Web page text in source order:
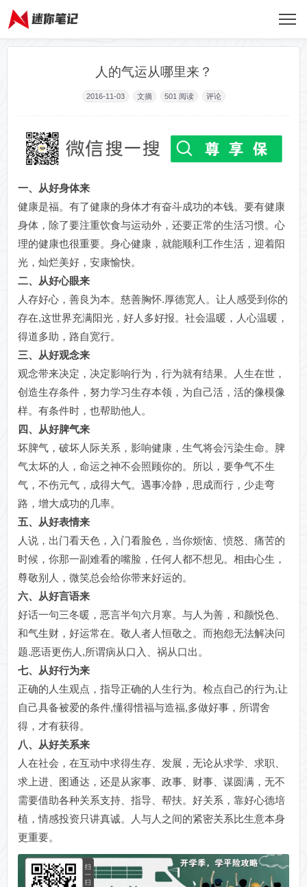
人的气运从哪里来？
2016-11-03 文摘 501 阅读 评论
一、从好身体来
健康是福。有了健康的身体才有奋斗成功的本钱。要有健康
身体，除了要注重饮食与运动外，还要正常的生活习惯。心
理的健康也很重要。身心健康，就能顺利工作生活，迎着阳
光，灿烂美好，安康愉快。
二、从好心眼来
人存好心，善良为本。慈善胸怀.厚德宽人。让人感受到你的
存在,这世界充满阳光，好人多好报。社会温暖，人心温暖，
得道多助，路自宽行。
三、从好观念来
观念带来决定，决定影响行为，行为就有结果。人生在世，
创造生存条件，努力学习生存本领，为自己活，活的像模像
样。有条件时，也帮助他人。
四、从好脾气来
坏脾气，破坏人际关系，影响健康，生气将会污染生命。脾
气太坏的人，命运之神不会照顾你的。所以，要争气不生
气，不伤元气，成得大气。遇事冷静，思成而行，少走弯
路，增大成功的几率。
五、从好表情来
人说，出门看天色，入门看脸色，当你烦恼、愤怒、痛苦的
时候，你那一副难看的嘴脸，任何人都不想见。相由心生，
尊敬别人，微笑总会给你带来好运的。
六、从好言语来
好话一句三冬暖，恶言半句六月寒。与人为善，和颜悦色、
和气生财，好运常在。敬人者人恒敬之。而抱怨无法解决问
题.恶语更伤人,所谓病从口入、祸从口出。
七、从好行为来
正确的人生观点，指导正确的人生行为。检点自己的行为,让
自己具备被爱的条件,懂得惜福与造福,多做好事，所谓舍
得，才有获得。
八、从好关系来
人在社会，在互动中求得生存、发展，无论从求学、求职、
求上进、图通达，还是从家事、政事、财事、谋圆满，无不
需要借助各种关系支持、指导、帮扶。好关系，靠好心德培
植，情感投资只讲真诚。人与人之间的紧密关系比生意本身
更重要。